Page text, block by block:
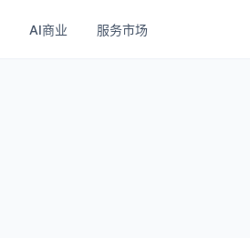
AI商业 服务市场